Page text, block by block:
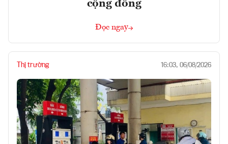
cộng đồng
Đọc ngay
Thị trường 16:03, 06/08/2026